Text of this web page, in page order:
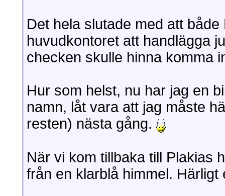
Det hela slutade med att
huvudkontoret att handlägga
checken skulle hinna komma
Hur som helst, nu har jag en
namn, låt vara att jag måste
resten) nästa gång.
När vi kom tillbaka till Plakias
från en klarblå himmel.